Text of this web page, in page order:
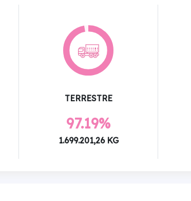
TERRESTRE
97.19%
1.699.201,26 KG